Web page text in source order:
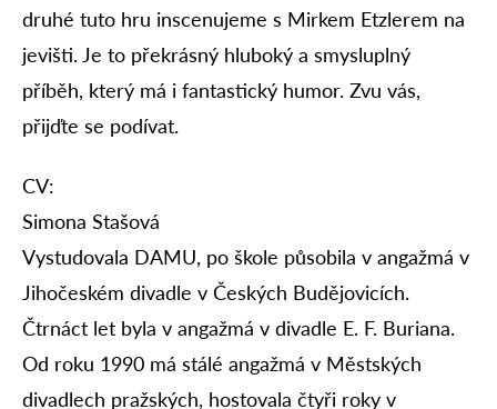
druhé tuto hru inscenujeme s Mirkem Etzlerem na
jevišti. Je to překrásný hluboký a smysluplný
příběh, který má i fantastický humor. Zvu vás,
přijďte se podívat.
CV:
Simona Stašová
Vystudovala DAMU, po škole působila v angažmá v
Jihočeském divadle v Českých Budějovicích.
Čtrnáct let byla v angažmá v divadle E. F. Buriana.
Od roku 1990 má stálé angažmá v Městských
divadlech pražských, hostovala čtyři roky v